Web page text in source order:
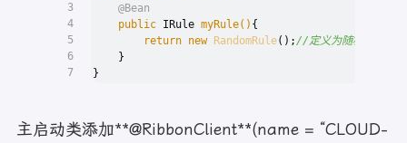
3
4
5
6
7
@Bean
public IRule myRule() {
return new RandomRule(); //定义为随机
    }
}
主启动类添加**@RibbonClient**(name = “CLOUD-